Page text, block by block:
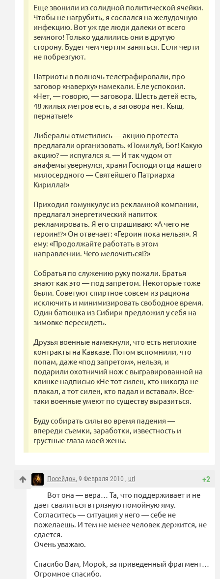
Еще звонили из солидной политической ячейки.
Чтобы не нагрубить, я сослался на желудочную
инфекцию. Вот уж где люди далеки от всего
земного! Только удалились они в другую
сторону. Будет чем чертям заняться. Если черти
не побрезгуют.
Патриоты в полночь телеграфировали, про
заговор «наверху» намекали. Еле успокоил.
«Нет, — говорю, — заговора. Шесть детей есть,
48 жилых метров есть, а заговора нет. Кыш,
пернатые!»
Либералы отметились — акцию протеста
предлагали организовать. «Помилуй, Бог! Какую
акцию? — испугался я. — И так чудом от
анафемы увернулся, храни Господи отца нашего
милосердного — Святейшего Патриарха
Кирилла!»
Приходил гомункулус из рекламной компании,
предлагал энергетический напиток
рекламировать. Я его спрашиваю: «А чего не
героин!?» Он отвечает: «Героин пока нельзя». Я
ему: «Продолжайте работать в этом
направлении. Чего мелочиться!?»
Собратья по служению руку пожали. Братья
знают как это — под запретом. Некоторые тоже
были. Советуют спиртное совсем из рациона
исключить и минимизировать свободное время.
Один батюшка из Сибири предложил у себя на
зимовке пересидеть.
Друзья военные намекнули, что есть неплохие
контракты на Кавказе. Потом вспомнили, что
попам, даже «под запретом», нельзя, и
подарили охотничий нож с выгравированной на
клинке надписью «Не тот силен, кто никогда не
плакал, а тот силен, кто падал и вставал». Все-
таки военные умеют по существу выразиться.
Буду собирать силы во время падения —
впереди съемки, заработки, известность и
грустные глаза моей жены.
+2
Посейдон, 9 Февраля 2010 , url
Вот она — вера… Та, что поддерживает и не
дает свалиться в грязную помойную яму.
Согласитесь — ситуация у него — себе не
пожелаешь. И тем не менее человек держится, не
сдается.
Очень уважаю.
Спасибо Вам, Mopok, за приведенный фрагмент…
Огромное спасибо.